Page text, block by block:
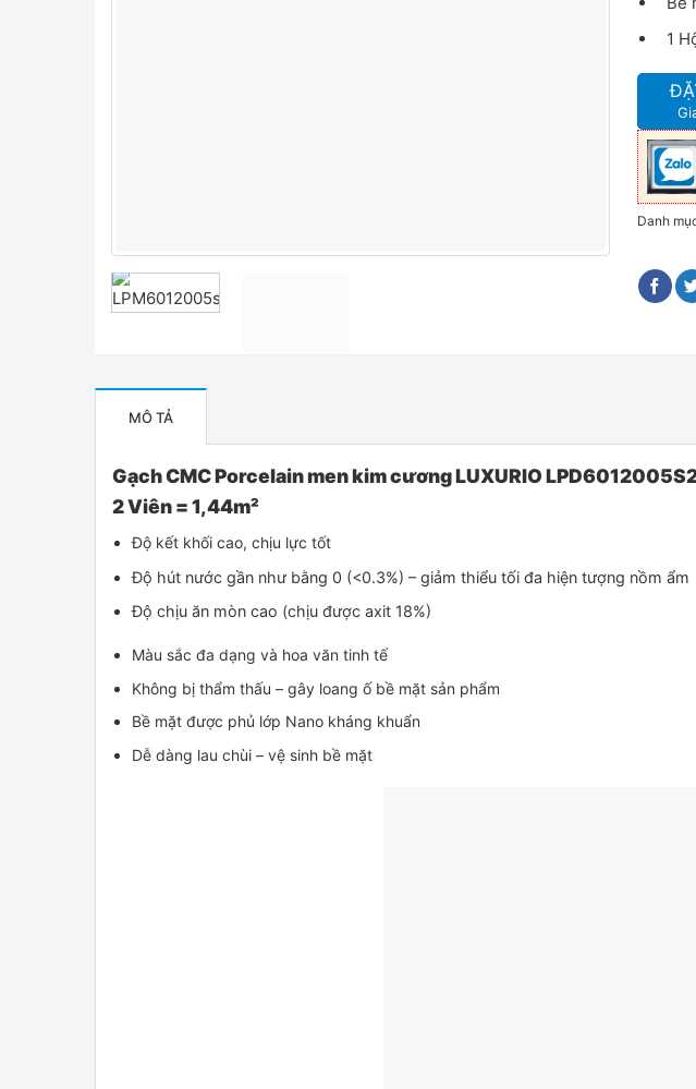
1
Danh
MÔ TẢ
Gạch CMC Porcelain men kim cương LUXURIO
2 Viên = 1,44m²
Độ kết khối cao, chịu lực tốt
Độ hút nước gần như bằng 0 (<0.3%) – giảm thiểu tối đa hiện tượng nồm ẩm
Độ chịu ăn mòn cao (chịu được axit 18%)
Màu sắc đa dạng và hoa văn tinh tế
Không bị thẩm thấu – gây loang ố bề mặt sản phẩm
Bề mặt được phủ lớp Nano kháng khuẩn
Dễ dàng lau chùi – vệ sinh bề mặt